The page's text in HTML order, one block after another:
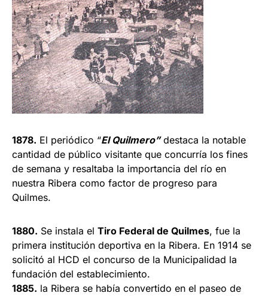
1878. El periódico “El Quilmero”destaca la notable
cantidad de público visitante que concurría los fines
de semana y resaltaba la importancia del río en
nuestra Ribera como factor de progreso para
Quilmes.
1880. Se instala el Tiro Federal de Quilmes, fue la
primera institución deportiva en la Ribera. En 1914 se
solicitó al HCD el concurso de la Municipalidad la
fundación del establecimiento.
1885. la Ribera se había convertido en el paseo de